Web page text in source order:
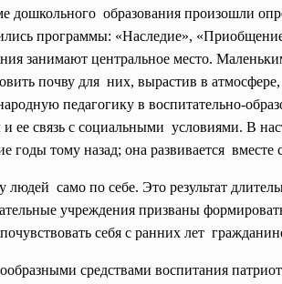
дошкольного образования произошли
программы: «Наследие»,
занимают центральное место.
почву для них, вырастив в
педагогику в воспитательно-
ее связь с социальными условиями. В
тому назад; она развивается
людей само по себе. Это результат
учреждения призваны
себя с ранних лет
средствами воспитания